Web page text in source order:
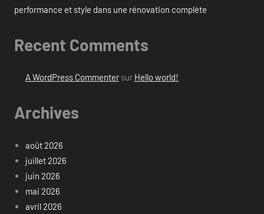
performance et style dans une rénovation complète
Recent Comments
A WordPress Commentersur Hello world!
Archives
août 2026
juillet 2026
juin 2026
mai 2026
avril 2026